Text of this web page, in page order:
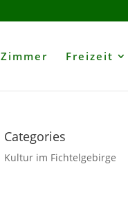
Zimmer Freizeit
Categories
Kultur im Fichtelgebirge